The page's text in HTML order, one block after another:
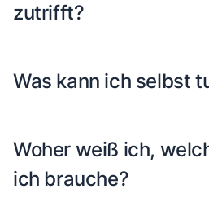
zutrifft?
Was kann ich selbst
Woher weiß ich,
ich brauche?